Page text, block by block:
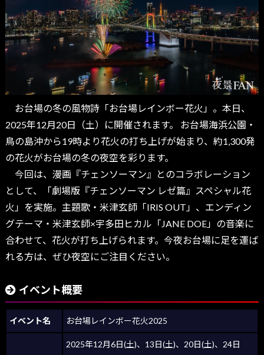
お台場の冬の風物詩「お台場レインボー花火」。本日、
2025年12月20日（土）に開催されます。 お台場海浜公園・
鳥の島沖から19時より花火の打ち上げが始まり、約1,300発
の花火がお台場の冬の夜空を彩ります。
今回は、漫画『チェンソーマン』とのコラボレーション
として、「劇場版『チェンソーマン レゼ篇』スペシャル花
火」を実施。主題歌・米津玄師「IRIS OUT」、エンディン
グテーマ・米津玄師×宇多田ヒカル「JANE DOE」の音楽に
合わせて、花火が打ち上げられます。今夜お台場に足を運ば
れる方は、ぜひ夜空にご注目ください。
イベント概要
イベント名 お台場レインボー花火2025
2025年12月6日(土)、13日(土)、20日(土)、24日